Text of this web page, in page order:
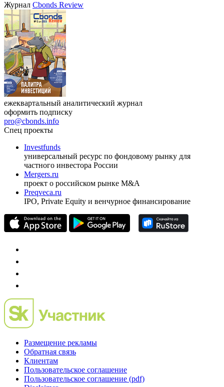
Журнал Cbonds Review
ежеквартальный аналитический журнал
оформить подписку
pro@cbonds.info
Спец проекты
Investfunds
универсальный ресурс по фондовому рынку для
частного инвестора России
Mergers.ru
проект о российском рынке M&A
Preqveca.ru
IPO, Private Equity и венчурное финансирование
Размещение рекламы
Обратная связь
Клиентам
Пользовательское соглашение
Пользовательское соглашение (pdf)